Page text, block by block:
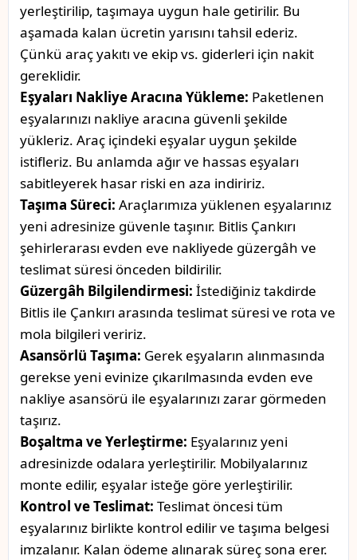
yerleştirilip, taşımaya uygun hale getirilir. Bu
aşamada kalan ücretin yarısını tahsil ederiz.
Çünkü araç yakıtı ve ekip vs. giderleri için nakit
gereklidir.
Eşyaları Nakliye Aracına Yükleme: Paketlenen
eşyalarınızı nakliye aracına güvenli şekilde
yükleriz. Araç içindeki eşyalar uygun şekilde
istifleriz. Bu anlamda ağır ve hassas eşyaları
sabitleyerek hasar riski en aza indiririz.
Taşıma Süreci: Araçlarımıza yüklenen eşyalarınız
yeni adresinize güvenle taşınır. Bitlis Çankırı
şehirlerarası evden eve nakliyede güzergâh ve
teslimat süresi önceden bildirilir.
Güzergâh Bilgilendirmesi: İstediğiniz takdirde
Bitlis ile Çankırı arasında teslimat süresi ve rota ve
mola bilgileri veririz.
Asansörlü Taşıma: Gerek eşyaların alınmasında
gerekse yeni evinize çıkarılmasında evden eve
nakliye asansörü ile eşyalarınızı zarar görmeden
taşırız.
Boşaltma ve Yerleştirme: Eşyalarınız yeni
adresinizde odalara yerleştirilir. Mobilyalarınız
monte edilir, eşyalar isteğe göre yerleştirilir.
Kontrol ve Teslimat: Teslimat öncesi tüm
eşyalarınız birlikte kontrol edilir ve taşıma belgesi
imzalanır. Kalan ödeme alınarak süreç sona erer.